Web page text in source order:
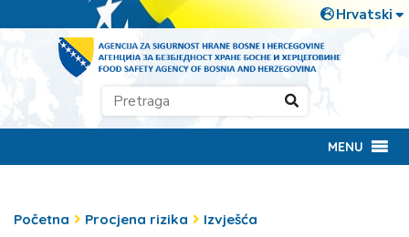
MENU
Početna Procjena rizika Izvješća